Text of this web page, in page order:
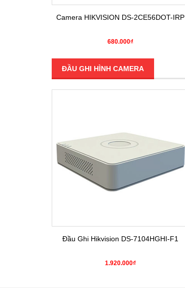
Camera HIKVISION DS-2CE56DOT-IRP
680.000₫
ĐẦU GHI HÌNH CAMERA
Đầu Ghi Hikvision DS-7104HGHI-F1
1.920.000₫